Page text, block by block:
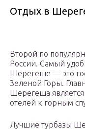
Отдых в
Второй по
России. Самый
Шерегеше — это
Зеленой Горы.
Шерегеша является
отелей к горным
Лучшие турбазы